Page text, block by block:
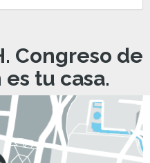
Congreso de
tu casa.